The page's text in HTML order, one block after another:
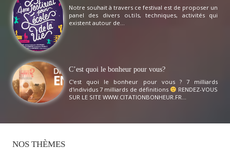
Notre souhait à travers ce festival est de proposer un
panel des divers outils, techniques, activités qui
existent autour de...
C’est quoi le bonheur pour vous?
C'est quoi le bonheur pour vous ? 7 milliards
d'individus 7 milliards de définitions
RENDEZ-VOUS
SUR LE SITE WWW.CITATIONBONHEUR.FR...
NOS THÈMES